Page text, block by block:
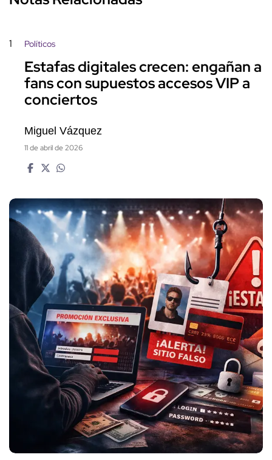
1 Políticos
Estafas digitales crecen: engañan a
fans con supuestos accesos VIP a
conciertos
Miguel Vázquez
11 de abril de 2026